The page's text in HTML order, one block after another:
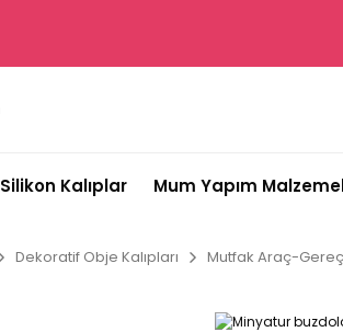
Silikon Kalıplar Mum Yapım
Dekoratif Obje Kalıpları Mutfak Araç-Gereç